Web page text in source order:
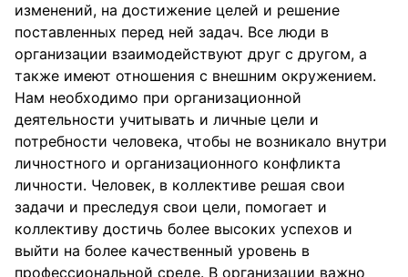
изменений, на достижение целей и решение
поставленных перед ней задач. Все люди в
организации взаимодействуют друг с другом, а
также имеют отношения с внешним окружением.
Нам необходимо при организационной
деятельности учитывать и личные цели и
потребности человека, чтобы не возникало внутри
личностного и организационного конфликта
личности. Человек, в коллективе решая свои
задачи и преследуя свои цели, помогает и
коллективу достичь более высоких успехов и
выйти на более качественный уровень в
профессиональной среде. В организации важно